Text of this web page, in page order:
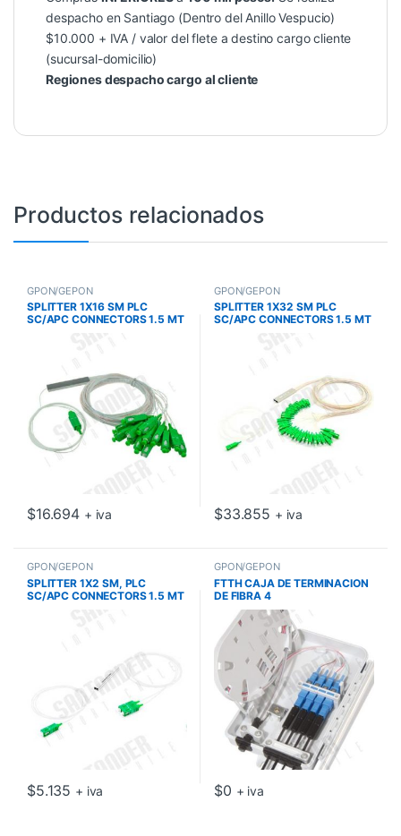
despacho en Santiago (Dentro del Anillo Vespucio)
$10.000 + IVA / valor del flete a destino cargo cliente
(sucursal-domicilio)
Regiones despacho cargo al cliente
Productos relacionados
GPON/GEPON
SPLITTER 1X16 SM PLC
SC/APC CONNECTORS 1.5 MT
$16.694 + iva
GPON/GEPON
SPLITTER 1X32 SM PLC
SC/APC CONNECTORS 1.5 MT
$33.855 + iva
GPON/GEPON
SPLITTER 1X2 SM, PLC
SC/APC CONNECTORS 1.5 MT
$5.135 + iva
GPON/GEPON
FTTH CAJA DE TERMINACION
DE FIBRA 4
$0 + iva